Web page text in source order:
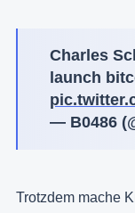
Charles
launch
— B0486
Trotzdem mache